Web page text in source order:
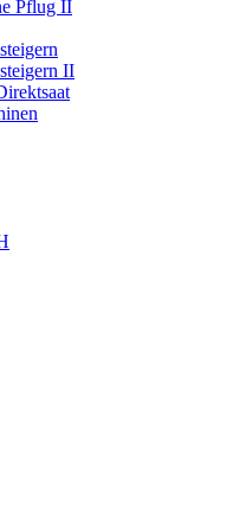
Pflug II
II